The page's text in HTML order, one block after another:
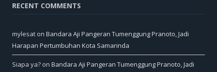
RECENT COMMENTS
mylesat on Bandara Aji Pangeran Tumenggung Pranoto, Jadi
Harapan Pertumbuhan Kota Samarinda
Siapa ya? on Bandara Aji Pangeran Tumenggung Pranoto, Jadi